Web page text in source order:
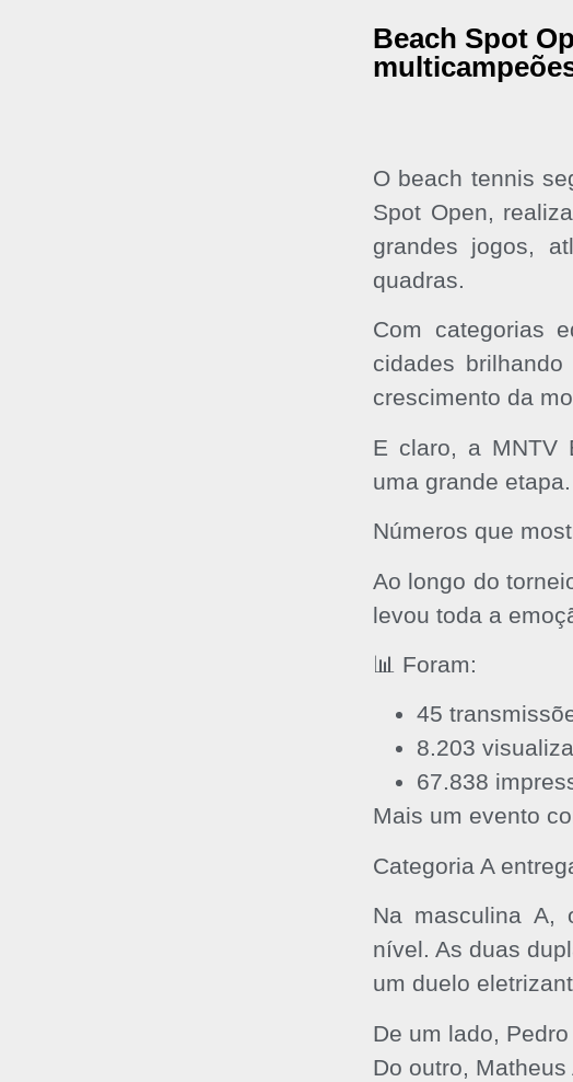
Beach Spot
O beach tennis
Spot Open,
grandes jogos,
quadras.
Com categorias
cidades
crescimento da
E claro, a MNTV
uma grande etapa.
Números que
Ao longo do
levou toda a
📊 Foram:
45
8.203
67.838
Mais um evento
Categoria A
Na masculina A,
nível. As duas
um duelo
De um lado,
Do outro, Matheus